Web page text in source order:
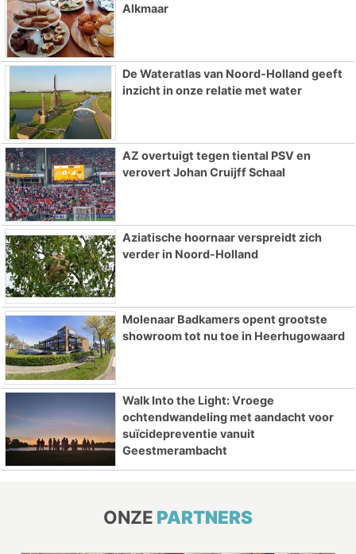
Alkmaar
De Wateratlas van Noord-Holland geeft
inzicht in onze relatie met water
AZ overtuigt tegen tiental PSV en
verovert Johan Cruijff Schaal
Aziatische hoornaar verspreidt zich
verder in Noord-Holland
Molenaar Badkamers opent grootste
showroom tot nu toe in Heerhugowaard
Walk Into the Light: Vroege
ochtendwandeling met aandacht voor
suïcidepreventie vanuit
Geestmerambacht
ONZE PARTNERS